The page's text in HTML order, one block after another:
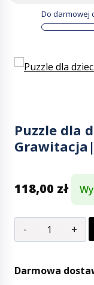
Do darmowej
Puzzle dla
118,00 zł
ilość
Puzzle
Darmowa